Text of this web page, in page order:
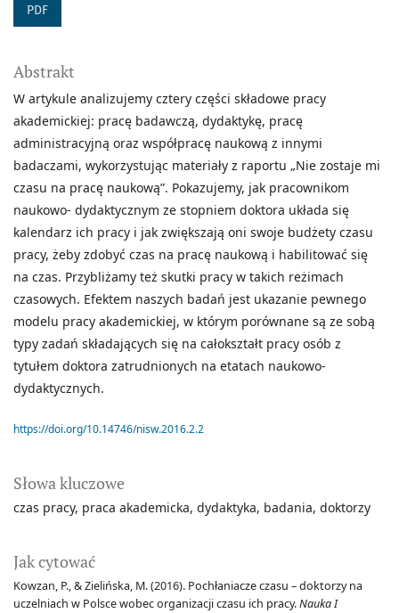
PDF
Słowa kluczowe
czas pracy praca akademicka dydaktyka badania doktorzy
Jak cytować
Kowzan, P., & Zielińska, M. (2016). Pochłaniacze czasu – doktorzy na
uczelniach w Polsce wobec organizacji czasu ich pracy.Nauka I
Abstrakt
W artykule analizujemy cztery części składowe pracy
akademickiej: pracę badawczą, dydaktykę, pracę
administracyjną oraz współpracę naukową z innymi
badaczami, wykorzystując materiały z raportu „Nie zostaje mi
czasu na pracę naukową”. Pokazujemy, jak pracownikom
naukowo- dydaktycznym ze stopniem doktora układa się
kalendarz ich pracy i jak zwiększają oni swoje budżety czasu
pracy, żeby zdobyć czas na pracę naukową i habilitować się
na czas. Przybliżamy też skutki pracy w takich reżimach
czasowych. Efektem naszych badań jest ukazanie pewnego
modelu pracy akademickiej, w którym porównane są ze sobą
typy zadań składających się na całokształt pracy osób z
tytułem doktora zatrudnionych na etatach naukowo-
dydaktycznych.
https://doi.org/10.14746/nisw.2016.2.2